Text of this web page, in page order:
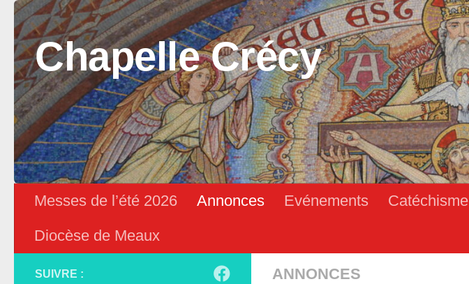
Skip to content
Chapelle Crécy
Messes de l’été 2026 Annonces Evénements Catéchisme
Diocèse de Meaux
ANNONCES
SUIVRE :